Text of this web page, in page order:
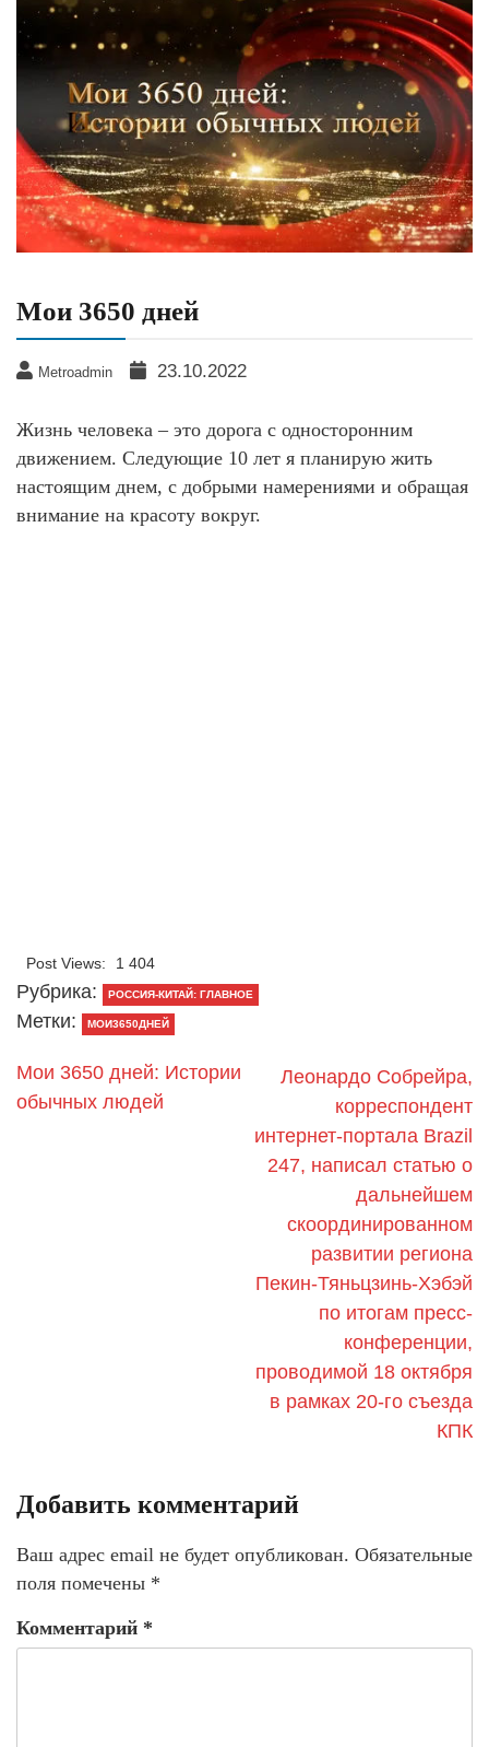
Мои 3650 дней
Metroadmin 23.10.2022
Жизнь человека – это дорога с односторонним
движением. Следующие 10 лет я планирую жить
настоящим днем, с добрыми намерениями и обращая
внимание на красоту вокруг.
Post Views: 1 404
Рубрика: РОССИЯ-КИТАЙ: ГЛАВНОЕ
Метки: МОИ3650ДНЕЙ
Мои 3650 дней: Истории
обычных людей
Леонардо Собрейра,
корреспондент
интернет-портала Brazil
247, написал статью о
дальнейшем
скоординированном
развитии региона
Пекин-Тяньцзинь-Хэбэй
по итогам пресс-
конференции,
проводимой 18 октября
в рамках 20-го съезда
КПК
Добавить комментарий
Ваш адрес email не будет опубликован. Обязательные
поля помечены *
Комментарий *